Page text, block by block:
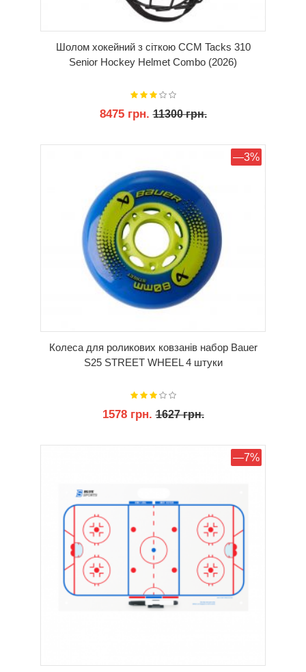
Шолом хокейний з сіткою CCM Tacks 310
Senior Hockey Helmet Combo (2026)
8475 грн.11300 грн.
—3%
Колеса для роликових ковзанів набор Bauer
S25 STREET WHEEL 4 штуки
1578 грн.1627 грн.
—7%